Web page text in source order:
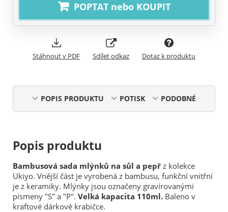
POPTAT nebo KOUPIT
Stáhnout v PDF Sdílet odkaz Dotaz k produktu
POPIS PRODUKTU POTISK PODOBNÉ
Popis produktu
Bambusová sada mlýnků na sůl a pepř z kolekce
Ukiyo. Vnější část je vyrobená z bambusu, funkční vnitřní
je z keramiky. Mlýnky jsou označeny gravírovanými
písmeny "S" a "P". Velká kapacita 110ml. Baleno v
kraftové dárkové krabičce.